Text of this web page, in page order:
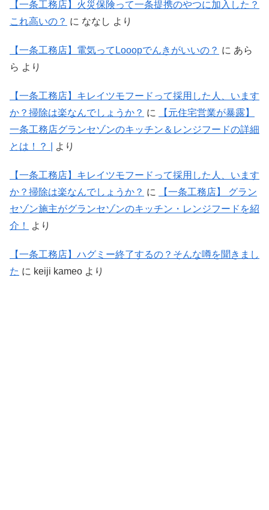
【一条工務店】火災保険って一条提携のやつに加入した？
これ高いの？ に ななし より
【一条工務店】電気ってLooopでんきがいいの？ に あら
ら より
【一条工務店】キレイツモフードって採用した人、います
か？掃除は楽なんでしょうか？ に
【元住宅営業が暴露】
一条工務店グランセゾンのキッチン＆レンジフードの詳細
とは！？ |
より
【一条工務店】キレイツモフードって採用した人、います
か？掃除は楽なんでしょうか？ に
【一条工務店】 グラン
セゾン施主がグランセゾンのキッチン・レンジフードを紹
介！
より
【一条工務店】ハグミー終了するの？そんな噂を聞きまし
た に keiji kameo より